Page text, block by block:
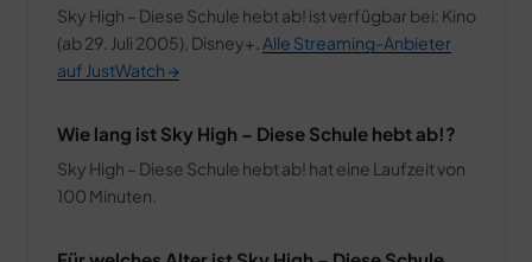
Sky High – Diese Schule hebt ab! ist verfügbar bei: Kino
(ab 29. Juli 2005), Disney+. Alle Streaming-Anbieter
auf JustWatch →
Wie lang ist Sky High – Diese Schule hebt ab!?
Sky High – Diese Schule hebt ab! hat eine Laufzeit von
100 Minuten.